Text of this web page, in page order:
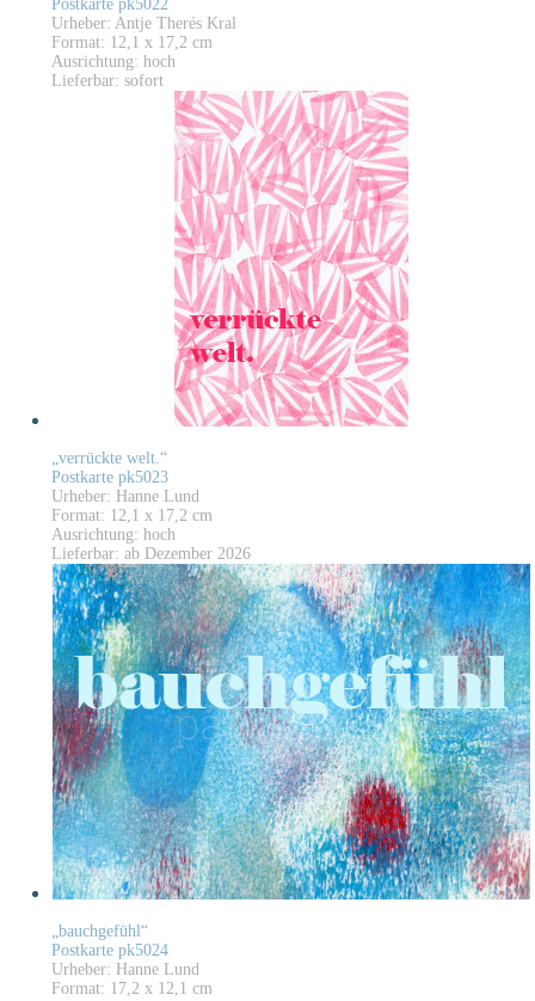
Postkarte pk5022
Urheber: Antje Therés Kral
Format: 12,1 x 17,2 cm
Ausrichtung: hoch
Lieferbar: sofort
„verrückte welt.“
Postkarte pk5023
Urheber: Hanne Lund
Format: 12,1 x 17,2 cm
Ausrichtung: hoch
Lieferbar: ab Dezember 2026
„bauchgefühl“
Postkarte pk5024
Urheber: Hanne Lund
Format: 17,2 x 12,1 cm